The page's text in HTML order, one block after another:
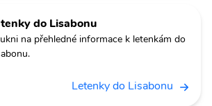
do Lisabonu
na přehledné informace k letenkám do
Letenky do Lisabonu